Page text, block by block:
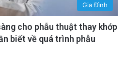
Gia Đình
cho phẫu thuật thay khớp
biết về quá trình phẫu